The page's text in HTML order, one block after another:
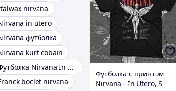
nirvana
in utero
футболка
kurt cobain
Футболка Nirvana In Utero
boclet nirvana
Футболка c принтом
Nirvana - In Utero, S